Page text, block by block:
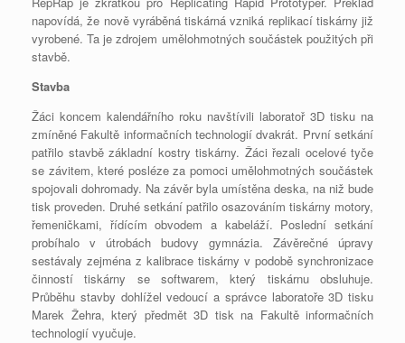
napovídá, že nově vyráběná tiskárná vzniká replikací tiskárny již
vyrobené. Ta je zdrojem umělohmotných součástek použitých při
stavbě.
Stavba
Žáci koncem kalendářního roku navštívili laboratoř 3D tisku na
zmíněné Fakultě informačních technologií dvakrát. První setkání
patřilo stavbě základní kostry tiskárny. Žáci řezali ocelové tyče
se závitem, které posléze za pomoci umělohmotných součástek
spojovali dohromady. Na závěr byla umístěna deska, na niž bude
tisk proveden. Druhé setkání patřilo osazováním tiskárny motory,
řemeničkami, řídícím obvodem a kabeláží. Poslední setkání
probíhalo v útrobách budovy gymnázia. Závěrečné úpravy
sestávaly zejména z kalibrace tiskárny v podobě synchronizace
činností tiskárny se softwarem, který tiskárnu obsluhuje.
Průběhu stavby dohlížel vedoucí a správce laboratoře 3D tisku
Marek Žehra, který předmět 3D tisk na Fakultě informačních
technologií vyučuje.